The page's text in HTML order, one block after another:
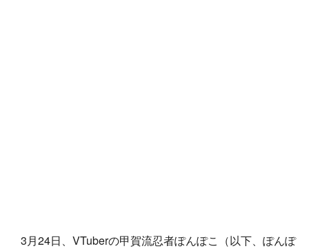
3月24日、VTuberの甲賀流忍者ぽんぽこ（以下、ぽんぽ